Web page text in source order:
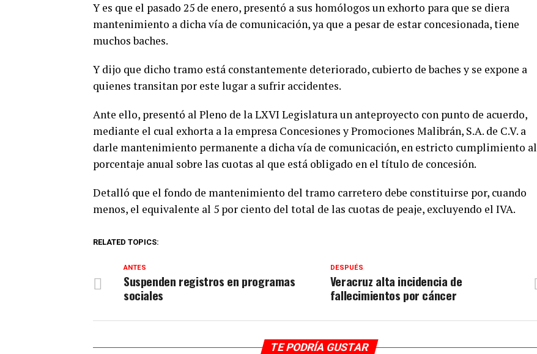
Y es que el pasado 25 de enero, presentó a sus homólogos un exhorto para que se diera
mantenimiento a dicha vía de comunicación, ya que a pesar de estar concesionada, tiene
muchos baches.
Y dijo que dicho tramo está constantemente deteriorado, cubierto de baches y se expone a
quienes transitan por este lugar a sufrir accidentes.
Ante ello, presentó al Pleno de la LXVI Legislatura un anteproyecto con punto de acuerdo,
mediante el cual exhorta a la empresa Concesiones y Promociones Malibrán, S.A. de C.V. a
darle mantenimiento permanente a dicha vía de comunicación, en estricto cumplimiento al
porcentaje anual sobre las cuotas al que está obligado en el título de concesión.
Detalló que el fondo de mantenimiento del tramo carretero debe constituirse por, cuando
menos, el equivalente al 5 por ciento del total de las cuotas de peaje, excluyendo el IVA.
RELATED TOPICS:
DESPUÉS
Veracruz alta incidencia de
fallecimientos por cáncer
ANTES
Suspenden registros en programas
sociales
TE PODRÍA GUSTAR